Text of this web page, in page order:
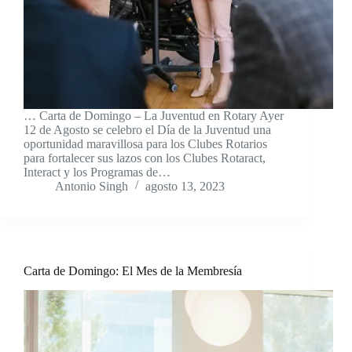
… Carta de Domingo – La Juventud en Rotary Ayer
12 de Agosto se celebro el Día de la Juventud una
oportunidad maravillosa para los Clubes Rotarios
para fortalecer sus lazos con los Clubes Rotaract,
Interact y los Programas de…
Antonio Singh
agosto 13, 2023
Carta de Domingo: El Mes de la Membresía